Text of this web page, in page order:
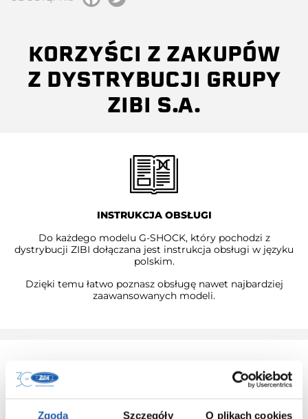
Zgoda Szczegóły O plikach cookies
KORZYŚCI Z ZAKUPÓW
Z DYSTRYBUCJI GRUPY
ZIBI S.A.
INSTRUKCJA OBSŁUGI
Do każdego modelu G-SHOCK, który pochodzi z
dystrybucji ZIBI dołączana jest instrukcja obsługi w języku
polskim.
Dzięki temu łatwo poznasz obsługę nawet najbardziej
zaawansowanych modeli.